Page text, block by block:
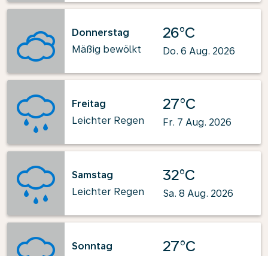
Donnerstag
Mäßig bewölkt
26°C
Do. 6 Aug. 2026
Freitag
Leichter Regen
27°C
Fr. 7 Aug. 2026
Samstag
Leichter Regen
32°C
Sa. 8 Aug. 2026
Sonntag
27°C